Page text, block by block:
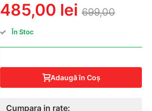
485,00 lei 699,00
În Stoc
Adaugă în Coş
Cumpara in rate: